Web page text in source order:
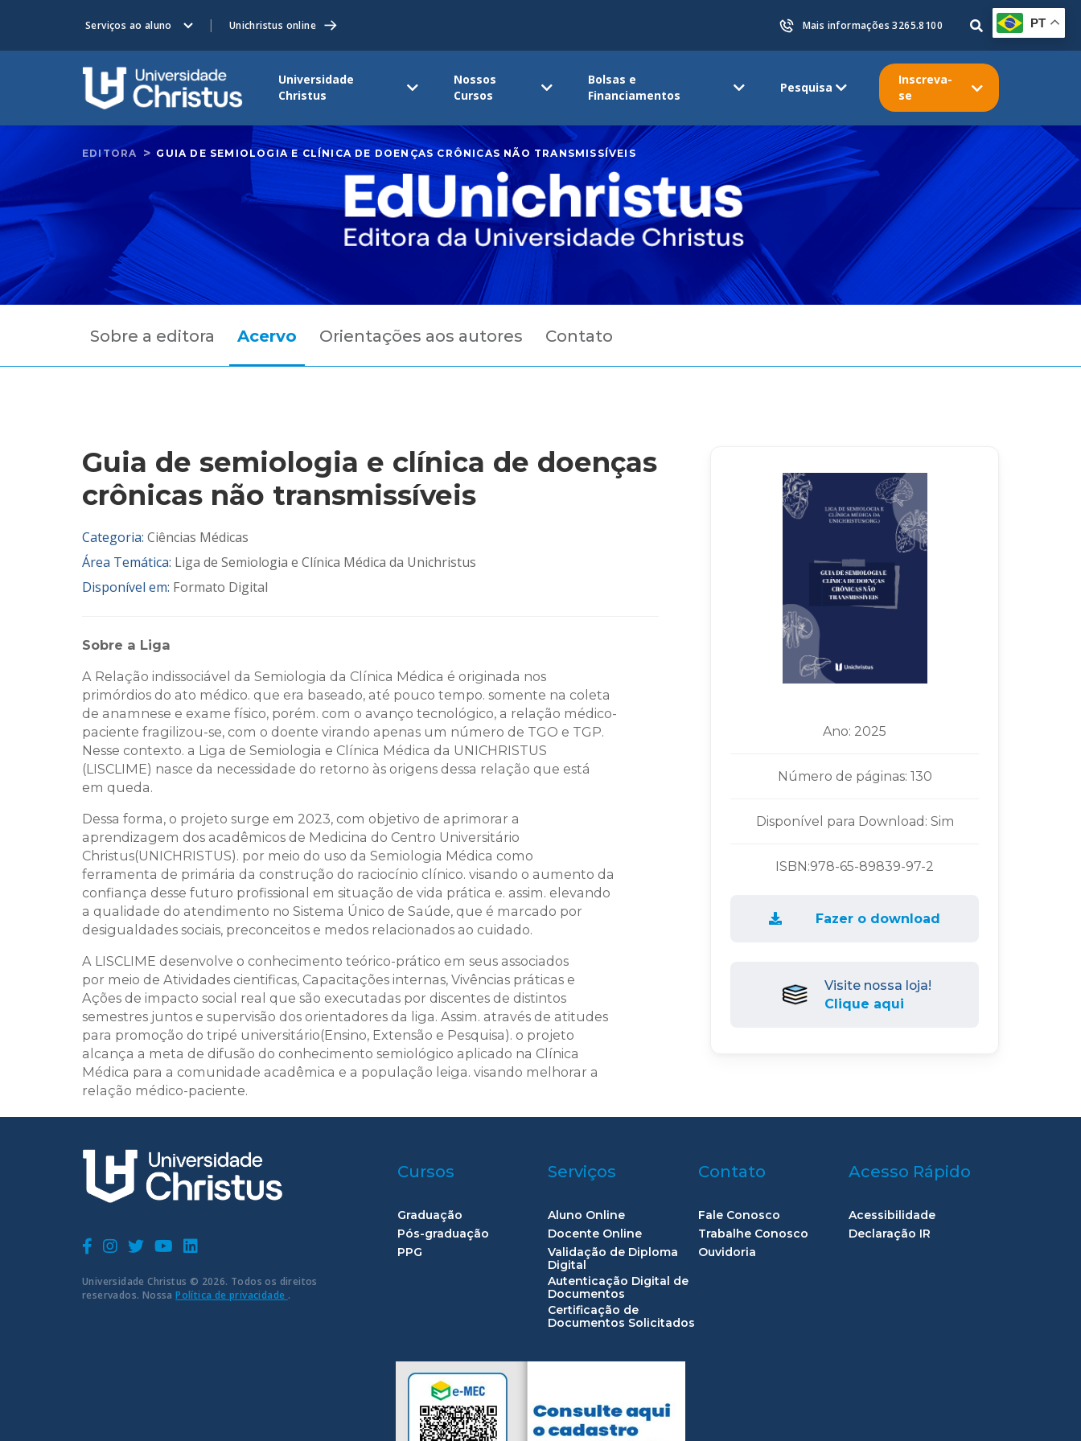
Serviços ao aluno Unichristus online Mais informações 3265.8100
Universidade
Christus
Nossos
Cursos
Bolsas e
Financiamentos
Pesquisa
Inscreva-
se
EDITORA GUIA DE SEMIOLOGIA E CLÍNICA DE DOENÇAS CRÔNICAS NÃO TRANSMISSÍVEIS
Sobre a editora Acervo Orientações aos autores Contato
Guia de semiologia e clínica de doenças
crônicas não transmissíveis
Categoria: Ciências Médicas
Área Temática: Liga de Semiologia e Clínica Médica da Unichristus
Disponível em: Formato Digital
Sobre a Liga
A Relação indissociável da Semiologia da Clínica Médica é originada nos
primórdios do ato médico. que era baseado, até pouco tempo. somente na coleta
de anamnese e exame físico, porém. com o avanço tecnológico, a relação médico-
paciente fragilizou-se, com o doente virando apenas um número de TGO e TGP.
Nesse contexto. a Liga de Semiologia e Clínica Médica da UNICHRISTUS
(LISCLIME) nasce da necessidade do retorno às origens dessa relação que está
em queda.
Dessa forma, o projeto surge em 2023, com objetivo de aprimorar a
aprendizagem dos acadêmicos de Medicina do Centro Universitário
Christus(UNICHRISTUS). por meio do uso da Semiologia Médica como
ferramenta de primária da construção do raciocínio clínico. visando o aumento da
confiança desse futuro profissional em situação de vida prática e. assim. elevando
a qualidade do atendimento no Sistema Único de Saúde, que é marcado por
desigualdades sociais, preconceitos e medos relacionados ao cuidado.
A LISCLIME desenvolve o conhecimento teórico-prático em seus associados
por meio de Atividades cientificas, Capacitações internas, Vivências práticas e
Ações de impacto social real que são executadas por discentes de distintos
semestres juntos e supervisão dos orientadores da liga. Assim. através de atitudes
para promoção do tripé universitário(Ensino, Extensão e Pesquisa). o projeto
alcança a meta de difusão do conhecimento semiológico aplicado na Clínica
Médica para a comunidade acadêmica e a população leiga. visando melhorar a
relação médico-paciente.
Ano: 2025
Número de páginas: 130
Disponível para Download: Sim
ISBN:978-65-89839-97-2
Fazer o download
Visite nossa loja!
Clique aqui
Universidade Christus © 2026. Todos os direitos
reservados. NossaPolítica de privacidade .
Cursos
Graduação
Pós-graduação
PPG
Serviços
Aluno Online
Docente Online
Validação de Diploma
Digital
Autenticação Digital de
Documentos
Certificação de
Documentos Solicitados
Contato
Fale Conosco
Trabalhe Conosco
Ouvidoria
Acesso Rápido
Acessibilidade
Declaração IR
PT